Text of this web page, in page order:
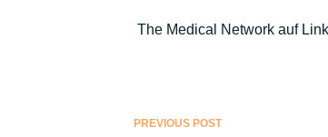
The Medical Network auf
PREVIOUS POST